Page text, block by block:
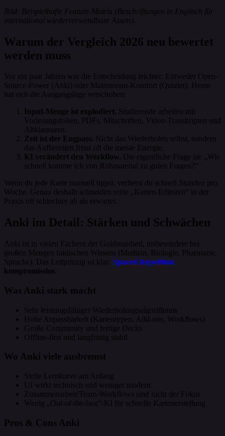
Bild: Beispielhafte Feature-Matrix (Beschriftungen in Englisch für
international wiederverwendbare Assets).
Warum der Vergleich 2026 neu bewertet
werden muss
Vor ein paar Jahren war die Entscheidung leichter: Entweder Open-
Source-Power (Anki) oder Mainstream-Komfort (Quizlet). Heute
hat sich die Ausgangslage verschoben:
Input-Menge ist explodiert. Studierende arbeiten mit
Vorlesungsfolien, PDFs, Mitschriften, Video-Transkripten und
Altklausuren.
Zeit ist der Engpass. Nicht das Wiederholen selbst, sondern
das Aufbereiten frisst oft die meiste Energie.
KI verändert den Workflow. Die eigentliche Frage ist: „Wie
schnell komme ich von Rohmaterial zu guten Fragen?“
Wenn du jede Karte manuell tippst, verlierst du schnell Stunden pro
Woche. Genau deshalb schneiden reine „Karten-Editoren“ in der
Praxis oft schlechter ab als erwartet.
Anki im Detail: Stärken und Schwächen
Anki ist in vielen Fächern der Goldstandard, insbesondere bei
großen Mengen faktischen Wissens (Medizin, Biologie, Pharmazie,
Sprache). Das Leitprinzip ist klar: Spaced Repetition
kompromisslos
Was Anki stark macht
Sehr leistungsfähiger Wiederholungsalgorithmus
Hohe Anpassbarkeit (Kartentypen, Add-ons, Workflows)
Große Community und fertige Decks
Offline-first und langfristig stabil
Wo Anki viele ausbremst
Steile Lernkurve am Anfang
UI wirkt technisch und weniger modern
Zusammenarbeit/Team-Workflows sind nicht der Fokus
Wenig „Out-of-the-box“-KI für schnelle Kartenerstellung
Pros & Cons Anki